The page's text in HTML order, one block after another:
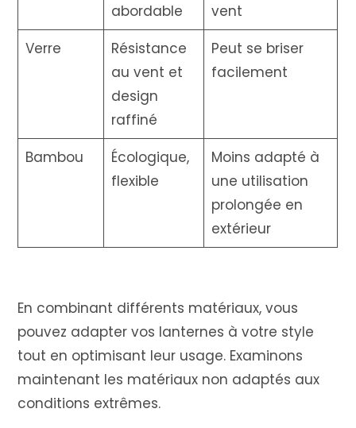
abordable
vent
Verre
Résistance
au vent et
design
raffiné
Peut se briser
facilement
Bambou
Écologique,
flexible
Moins adapté à
une utilisation
prolongée en
extérieur
En combinant différents matériaux, vous
pouvez adapter vos lanternes à votre style
tout en optimisant leur usage. Examinons
maintenant les matériaux non adaptés aux
conditions extrêmes.